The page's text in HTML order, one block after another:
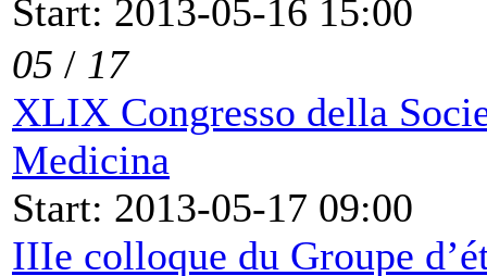
Start: 2013-05-16 15:00
05 / 17
XLIX Congresso della
Medicina
Start: 2013-05-17 09:00
IIIe colloque du Groupe